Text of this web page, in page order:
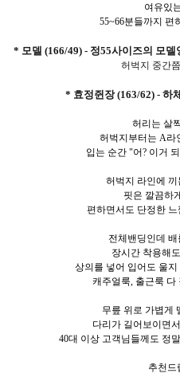
여유있
55~66분들까지 편
* 모델 (166/49) - 정55사이즈의 모
허벅지 중간
* 효정쥔장 (163/62) - 하
허리는 살
허벅지부터는 A라
입는 순간 "어? 이거
허벅지 라인에
핏은 깔끔하
편하면서도 단정한
전체밴딩인데
장시간 착용해
상의를 넣어 입어도 울
캐주얼룩, 출근룩 다
무릎 위로 가볍게
다리가 길어보이면
40대 이상 고객님들께도 정
추천드